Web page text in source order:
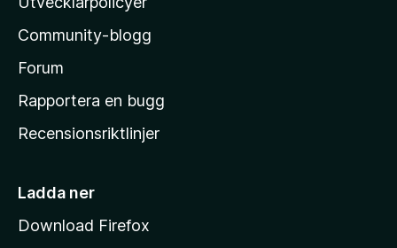
a
s
h
m
i
a
Community-blogg
Forum
Rapportera en bugg
Recensionsriktlinjer
Ladda ner
Download Firefox